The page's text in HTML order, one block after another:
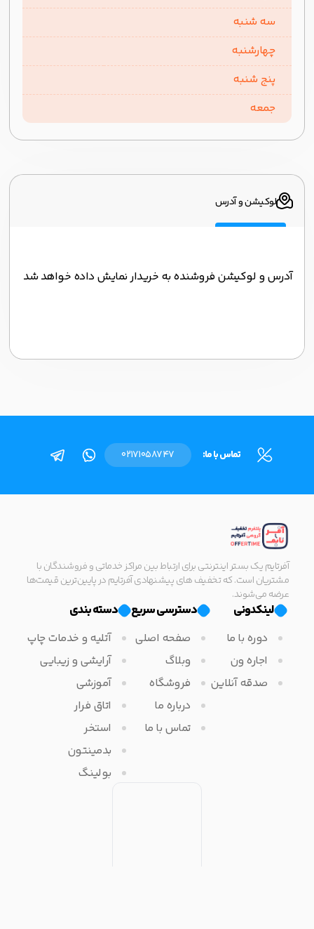
سه شنبه
چهارشنبه
پنج شنبه
جمعه
لوکیشن و آدرس
آدرس و لوکیشن فروشنده به خریدار نمایش داده خواهد شد
تماس با ما: 02171058747
آفرتایم یک بستر اینترنتی برای ارتباط بین مراکز خدماتی و فروشندگان با
مشتریان است. که تخفیف های پیشنهادی آفرتایم در پایین‌ترین قیمت‌ها
عرضه می‌شوند.
لینکدونی
دوره با ما
اجاره ون
صدقه آنلاین
دسترسی سریع
صفحه اصلی
وبلاگ
فروشگاه
درباره ما
تماس با ما
دسته بندی
آتلیه و خدمات چاپ
آرایشی و زیبایی
آموزشی
اتاق فرار
استخر
بدمینتون
بولینگ